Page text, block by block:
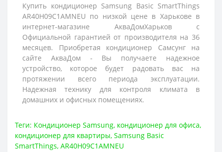
Купить кондиционер Samsung Basic SmartThings
AR40H09C1AMNEU по низкой цене в Харькове в
интернет-магазине АкваДомХарьков с
Официальной гарантией от производителя на 36
месяцев. Приобретая кондиционер Самсунг на
сайте АкваДом - Вы получаете надежное
устройство, которое будет радовать вас на
протяжении всего периода эксплуатации.
Надежная технику для контроля климата в
домашних и офисных помещениях.
Теги: Кондиционер Samsung, кондиционер для офиса,
кондиционер для квартиры, Samsung Basic
SmartThings, AR40H09C1AMNEU